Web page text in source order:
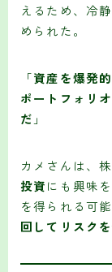
えるため、冷
められた。
「資産を爆発
ポートフォリ
だ 」
カメさんは、
投資にも興味
を得られる可
回してリスク